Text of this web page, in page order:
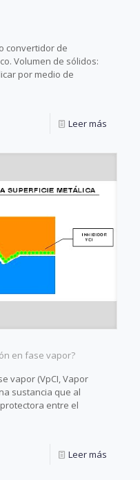
convertidor de
Volumen de sólidos:
por medio de
Leer más
en fase vapor?
vapor (VpCI, Vapor
sustancia que al
entre el
Leer más